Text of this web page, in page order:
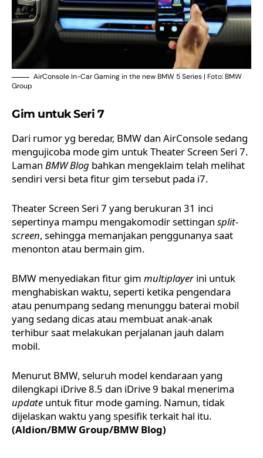
AirConsole In-Car Gaming in the new BMW 5 Series | Foto: BMW
Group
Gim untuk Seri 7
Dari rumor yg beredar, BMW dan AirConsole sedang
mengujicoba mode gim untuk Theater Screen Seri 7.
Laman BMW Blog bahkan mengeklaim telah melihat
sendiri versi beta fitur gim tersebut pada i7.
Theater Screen Seri 7 yang berukuran 31 inci
sepertinya mampu mengakomodir settingan split-
screen, sehingga memanjakan penggunanya saat
menonton atau bermain gim.
BMW menyediakan fitur gim multiplayer ini untuk
menghabiskan waktu, seperti ketika pengendara
atau penumpang sedang menunggu baterai mobil
yang sedang dicas atau membuat anak-anak
terhibur saat melakukan perjalanan jauh dalam
mobil.
Menurut BMW, seluruh model kendaraan yang
dilengkapi iDrive 8.5 dan iDrive 9 bakal menerima
update untuk fitur mode gaming. Namun, tidak
dijelaskan waktu yang spesifik terkait hal itu.
(Aldion/BMW Group/BMW Blog)